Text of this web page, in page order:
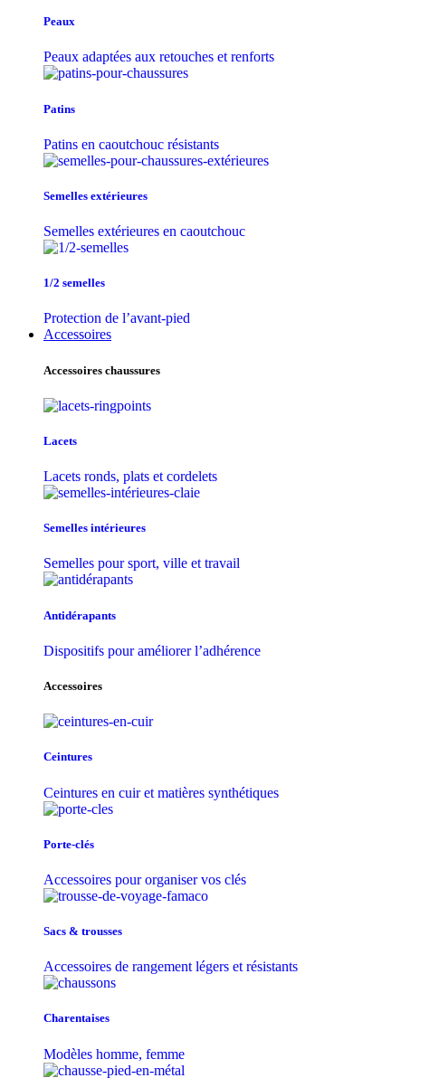
Peaux
Peaux adaptées aux retouches et renforts
Patins
Patins en caoutchouc résistants
Semelles extérieures
Semelles extérieures en caoutchouc
1/2 semelles
Protection de l’avant-pied
Accessoires
Accessoires chaussures
Lacets
Lacets ronds, plats et cordelets
Semelles intérieures
Semelles pour sport, ville et travail
Antidérapants
Dispositifs pour améliorer l’adhérence
Accessoires
Ceintures
Ceintures en cuir et matières synthétiques
Porte-clés
Accessoires pour organiser vos clés
Sacs & trousse​s
Accessoires de rangement légers et résistants
Charentaises
Modèles homme, femme